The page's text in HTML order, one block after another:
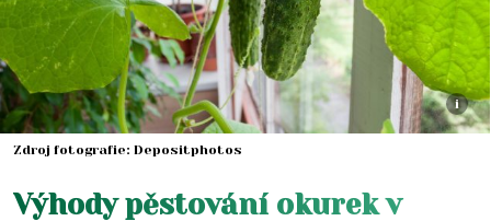
i
Zdroj fotografie: Depositphotos
Výhody pěstování okurek v